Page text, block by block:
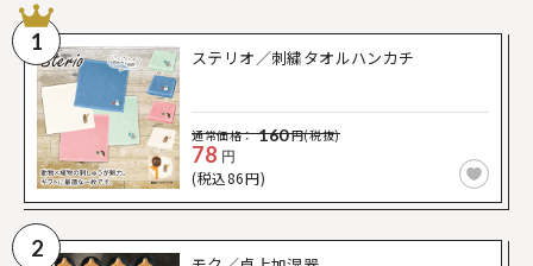
1
ステリオ／刺繍タオルハンカチ
通常価格： 160円(税抜)
78 円
(税込86円)
2